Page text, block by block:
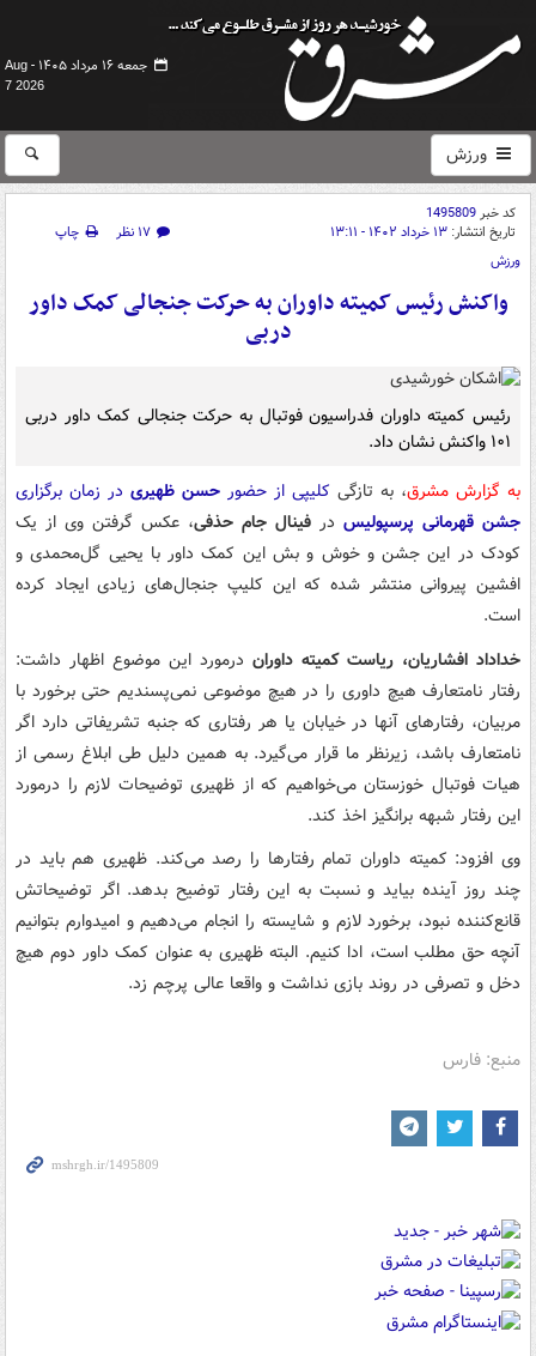
جمعه ۱۶ مرداد ۱۴۰۵ -
Aug
7 2026
ورزش
کد خبر1495809
تاریخ انتشار: ۱۳ خرداد ۱۴۰۲ - ۱۳:۱۱ ۱۷ نظر
چاپ
ورزش
واکنش رئیس کمیته داوران به حرکت جنجالی کمک داور
دربی
رئیس کمیته داوران فدراسیون فوتبال به حرکت جنجالی کمک داور دربی
۱۰۱ واکنش نشان داد.
به گزارش مشرق، به تازگی کلیپی از حضور حسن ظهیری در زمان برگزاری
جشن قهرمانی پرسپولیس در فینال جام حذفی، عکس گرفتن وی از یک
کودک در این جشن و خوش و بش این کمک داور با یحیی گل‌محمدی و
افشین پیروانی منتشر شده که این کلیپ جنجال‌های زیادی ایجاد کرده
است.
خداداد افشاریان، ریاست کمیته داوران درمورد این موضوع اظهار داشت:
رفتار نامتعارف هیچ داوری را در هیچ موضوعی نمی‌پسندیم حتی برخورد با
مربیان، رفتارهای آنها در خیابان یا هر رفتاری که جنبه تشریفاتی دارد اگر
نامتعارف باشد، زیرنظر ما قرار می‌گیرد. به همین دلیل طی ابلاغ رسمی از
هیات فوتبال خوزستان می‌خواهیم که از ظهیری توضیحات لازم را درمورد
این رفتار شبهه برانگیز اخذ کند.
وی افزود: کمیته داوران تمام رفتارها را رصد می‌کند. ظهیری هم باید در
چند روز آینده بیاید و نسبت به این رفتار توضیح بدهد. اگر توضیحاتش
قانع‌کننده نبود، برخورد لازم و شایسته را انجام می‌دهیم و امیدوارم بتوانیم
آنچه حق مطلب است، ادا کنیم. البته ظهیری به عنوان کمک داور دوم هیچ
دخل و تصرفی در روند بازی نداشت و واقعا عالی پرچم زد.
منبع: فارس